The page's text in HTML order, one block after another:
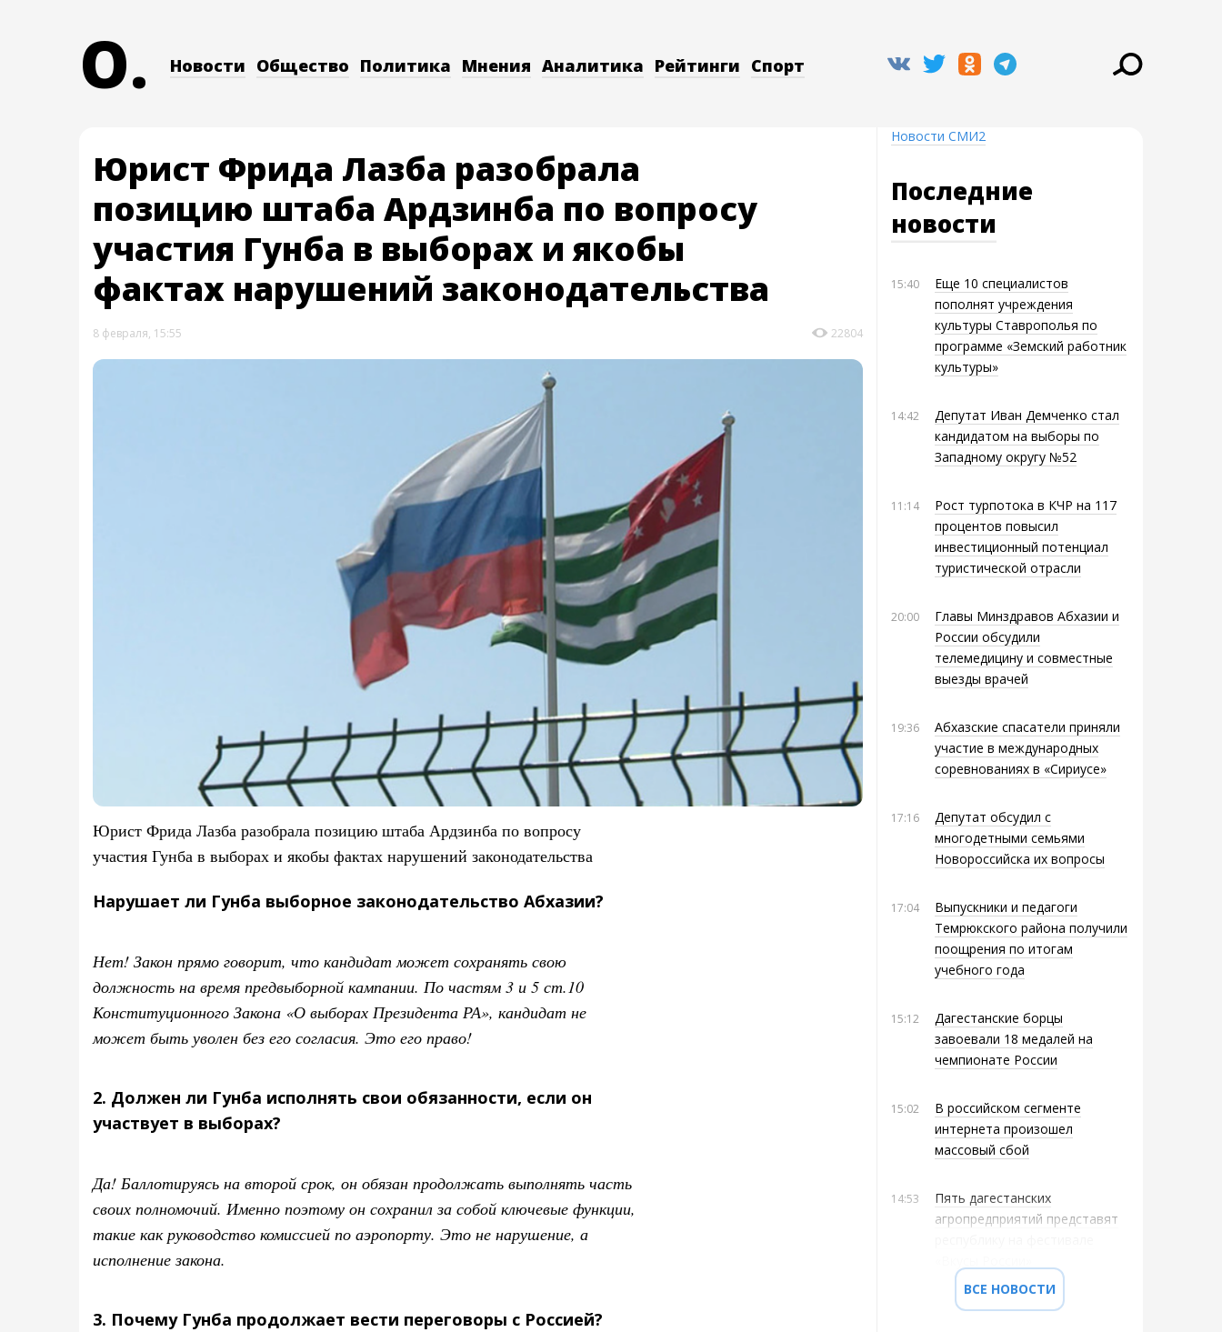
O. Новости Общество Политика Мнения Аналитика Рейтинги Спорт
Юрист Фрида Лазба разобрала
позицию штаба Ардзинба по вопросу
участия Гунба в выборах и якобы
фактах нарушений законодательства
8 февраля, 15:55 22804
Юрист Фрида Лазба разобрала позицию штаба Ардзинба по вопросу
участия Гунба в выборах и якобы фактах нарушений законодательства
Нарушает ли Гунба выборное законодательство Абхазии?
Нет! Закон прямо говорит, что кандидат может сохранять свою
должность на время предвыборной кампании. По частям 3 и 5 ст.10
Конституционного Закона «О выборах Президента РА», кандидат не
может быть уволен без его согласия. Это его право!
2. Должен ли Гунба исполнять свои обязанности, если он
участвует в выборах?
Да! Баллотируясь на второй срок, он обязан продолжать выполнять часть
своих полномочий. Именно поэтому он сохранил за собой ключевые функции,
такие как руководство комиссией по аэропорту. Это не нарушение, а
исполнение закона.
3. Почему Гунба продолжает вести переговоры с Россией?
Новости СМИ2
Последние
новости
15:40
Еще 10 специалистов
пополнят учреждения
культуры Ставрополья по
программе «Земский работник
культуры»
14:42
Депутат Иван Демченко стал
кандидатом на выборы по
Западному округу №52
11:14
Рост турпотока в КЧР на 117
процентов повысил
инвестиционный потенциал
туристической отрасли
20:00
Главы Минздравов Абхазии и
России обсудили
телемедицину и совместные
выезды врачей
19:36
Абхазские спасатели приняли
участие в международных
соревнованиях в «Сириусе»
17:16
Депутат обсудил с
многодетными семьями
Новороссийска их вопросы
17:04
Выпускники и педагоги
Темрюкского района получили
поощрения по итогам
учебного года
15:12
Дагестанские борцы
завоевали 18 медалей на
чемпионате России
15:02
В российском сегменте
интернета произошел
массовый сбой
14:53
Пять дагестанских
агропредприятий представят
ВСЕ НОВОСТИ